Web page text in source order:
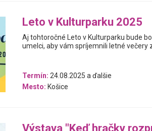
Leto v Kulturparku 2025
Aj tohtoročné Leto v Kulturparku bude
umelci, aby vám spríjemnili letné
Termín: 24.08.2025 a ďalšie
Mesto: Košice
Výstava "Keď hračky